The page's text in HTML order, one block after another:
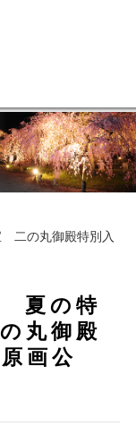
二の丸御殿特別入
夏の特
丸御殿
画公